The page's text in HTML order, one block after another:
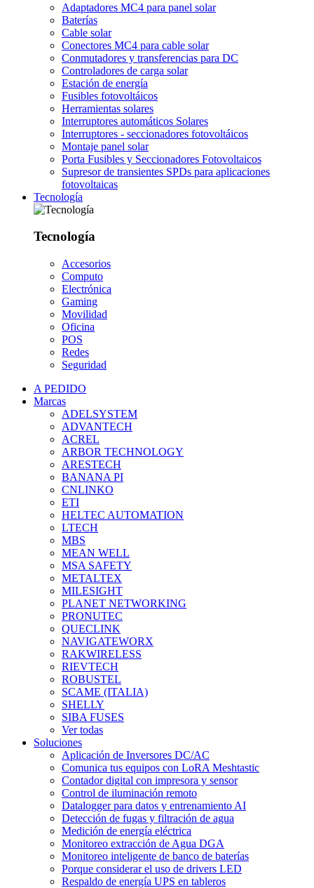
Adaptadores MC4 para panel solar
Baterías
Cable solar
Conectores MC4 para cable solar
Conmutadores y transferencias para DC
Controladores de carga solar
Estación de energía
Fusibles fotovoltáicos
Herramientas solares
Interruptores automáticos Solares
Interruptores - seccionadores fotovoltáicos
Montaje panel solar
Porta Fusibles y Seccionadores Fotovoltaicos
Supresor de transientes SPDs para aplicaciones
fotovoltaicas
Tecnología
Tecnología
Accesorios
Computo
Electrónica
Gaming
Movilidad
Oficina
POS
Redes
Seguridad
A PEDIDO
Marcas
ADELSYSTEM
ADVANTECH
ACREL
ARBOR TECHNOLOGY
ARESTECH
BANANA PI
CNLINKO
ETI
HELTEC AUTOMATION
LTECH
MBS
MEAN WELL
MSA SAFETY
METALTEX
MILESIGHT
PLANET NETWORKING
PRONUTEC
QUECLINK
NAVIGATEWORX
RAKWIRELESS
RIEVTECH
ROBUSTEL
SCAME (ITALIA)
SHELLY
SIBA FUSES
Ver todas
Soluciones
Aplicación de Inversores DC/AC
Comunica tus equipos con LoRA Meshtastic
Contador digital con impresora y sensor
Control de iluminación remoto
Datalogger para datos y entrenamiento AI
Detección de fugas y filtración de agua
Medición de energía eléctrica
Monitoreo extracción de Agua DGA
Monitoreo inteligente de banco de baterías
Porque considerar el uso de drivers LED
Respaldo de energía UPS en tableros